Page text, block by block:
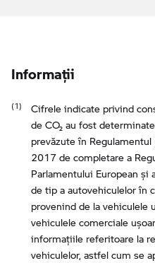
Informaţii
Cifrele indicate privind
de CO₂ au fost
prevăzute în
2017 de completare a
Parlamentului European
de tip a autovehiculelor în
provenind de la vehiculele
vehiculele comerciale
informaţiile referitoare la
vehiculelor, astfel cum se